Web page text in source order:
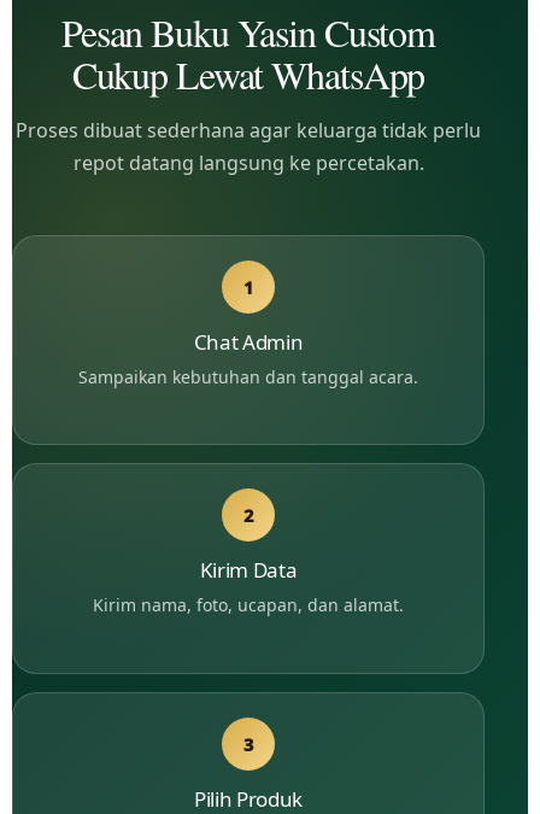
Pesan Buku Yasin Custom
Cukup Lewat WhatsApp
Proses dibuat sederhana agar keluarga tidak perlu
repot datang langsung ke percetakan.
1
Chat Admin
Sampaikan kebutuhan dan tanggal acara.
2
Kirim Data
Kirim nama, foto, ucapan, dan alamat.
3
Pilih Produk